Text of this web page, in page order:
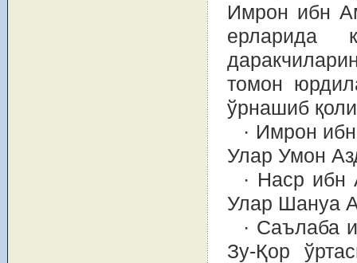
Имрон ибн
ерларида
томон
ўрнашиб
· Имрон
Улар Умон
· Наср ибн
Улар Шануа
· Саълаба
Зу-Қор